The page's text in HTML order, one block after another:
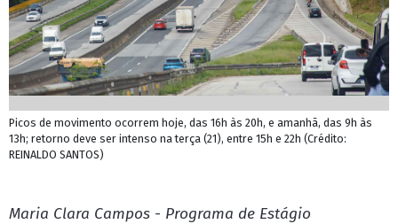
Picos de movimento ocorrem hoje, das 16h às 20h, e amanhã, das 9h às
13h; retorno deve ser intenso na terça (21), entre 15h e 22h (Crédito:
REINALDO SANTOS)
Maria Clara Campos - Programa de Estágio